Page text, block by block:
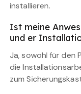
installieren.
Ist meine
und er
Ja, sowohl für den
die
zum